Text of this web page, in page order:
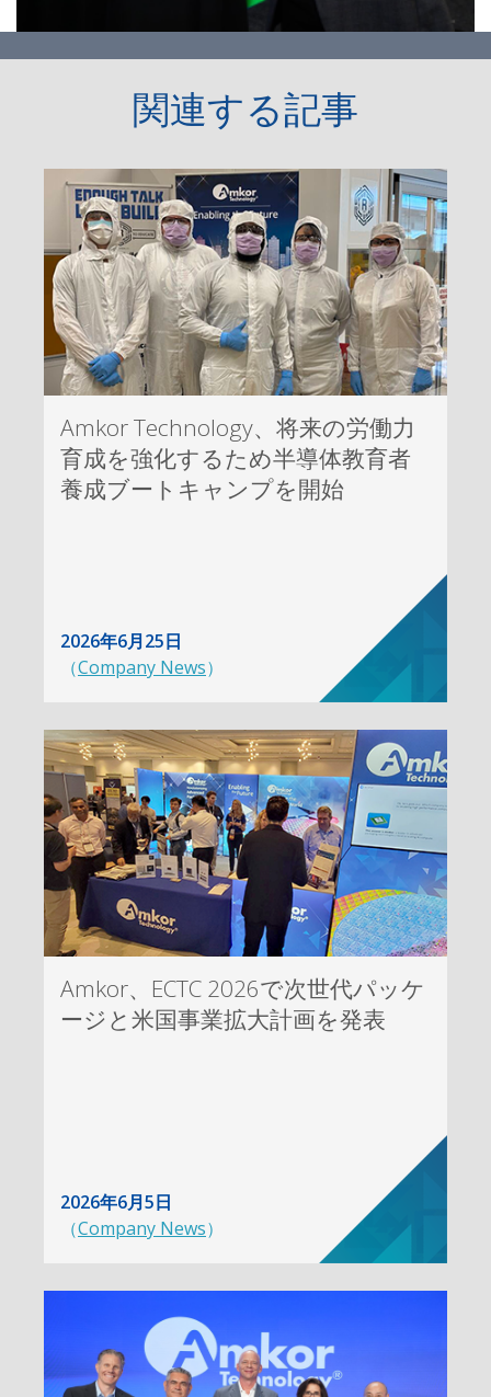
関連する記事
Amkor Technology、将来の労働力
育成を強化するため半導体教育者
養成ブートキャンプを開始
2026年6月25日
（Company News）
Amkor、ECTC 2026で次世代パッケ
ージと米国事業拡大計画を発表
2026年6月5日
（Company News）